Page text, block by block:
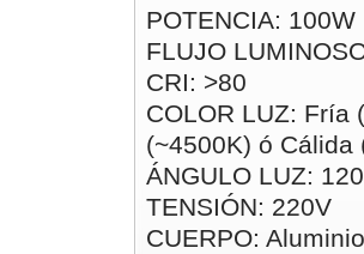
POTENCIA: 100W
FLUJO
CRI: >80
COLOR LUZ: Fría
(~4500K) ó Cálida
ÁNGULO LUZ:
TENSIÓN: 220V
CUERPO: Aluminio